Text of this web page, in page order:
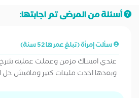
أسئلة من المرضى تم اجابتها:
سألت إمرأة (تبلغ عمرها 52 سنة)
عندي امساك مزمن وعملت عمليه
وبعدها اخدت ملينات كتير ومافيش حل